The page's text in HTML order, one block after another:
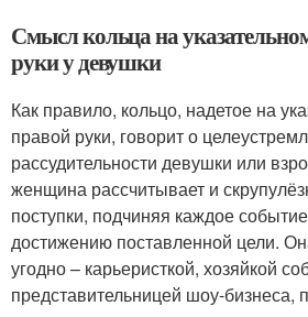
Смысл кольца на
руки у девушки
Как правило, кольцо, надетое на
правой руки, говорит о
рассудительности девушки или
женщина рассчитывает и
поступки, подчиняя каждое
достижению поставленной цели.
угодно – карьеристкой, хозяйкой
представительницей шоу-бизнеса,